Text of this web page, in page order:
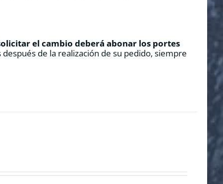
el cambio deberá abonar los portes
después de la realización de su pedido, siempre